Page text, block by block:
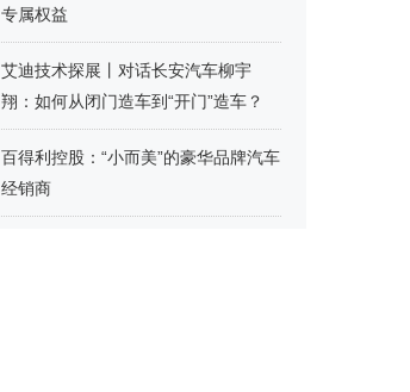
专属权益
艾迪技术探展丨对话长安汽车柳宇
翔：如何从闭门造车到“开门”造车？
百得利控股：“小而美”的豪华品牌汽车
经销商